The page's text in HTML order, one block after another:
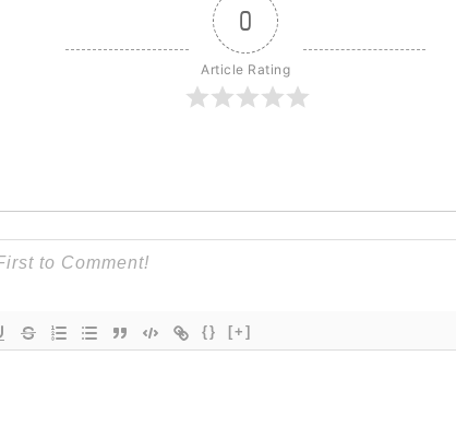
0
Article Rating
{} [+]